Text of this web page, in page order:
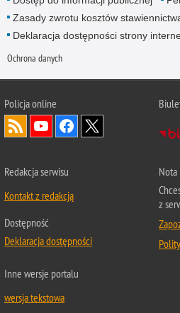
Zasady zwrotu kosztów
Deklaracja dostępności strony
Ochrona danych
Policja online
Redakcja serwisu
Kontakt z redakcją
Dostępność
Deklaracja dostępności
Nota
z
Inne wersje portalu
wersja tekstowa